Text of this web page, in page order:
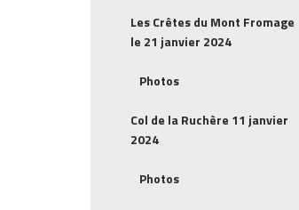
Les Crêtes du Mont Fromage
le 21 janvier 2024
Photos
Col de la Ruchère 11 janvier
2024
Photos